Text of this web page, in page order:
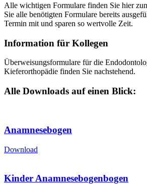
Alle wichtigen Formulare finden Sie hier
Sie alle benötigten Formulare bereits
Termin mit und sparen so wertvolle Zeit.
Information für Kollegen
Überweisungsformulare für die
Kieferorthopädie finden Sie nachstehend.
Alle Downloads auf einen Blick:
Anamnesebogen
Download
Kinder Anamnesebogenbogen